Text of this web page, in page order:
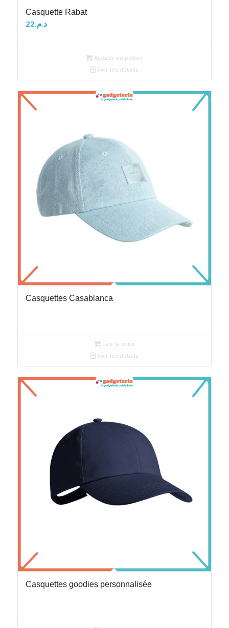
Casquette Rabat
د.م.22
Ajouter au panier
Voir les détails
Casquettes Casablanca
Lire la suite
Voir les détails
Casquettes goodies personnalisée